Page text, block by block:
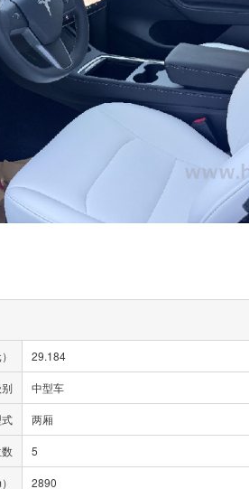
29.184
中型车
两厢
5
2890